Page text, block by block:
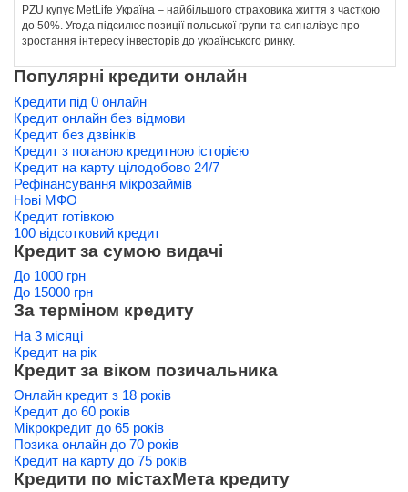
PZU купує MetLife Україна – найбільшого страховика життя з часткою
до 50%. Угода підсилює позиції польської групи та сигналізує про
зростання інтересу інвесторів до українського ринку.
Популярні кредити онлайн
Кредити під 0 онлайн
Кредит онлайн без відмови
Кредит без дзвінків
Кредит з поганою кредитною історією
Кредит на карту цілодобово 24/7
Рефінансування мікрозаймів
Нові МФО
Кредит готівкою
100 відсотковий кредит
Кредит за сумою видачі
До 1000 грн
До 15000 грн
За терміном кредиту
На 3 місяці
Кредит на рік
Кредит за віком позичальника
Онлайн кредит з 18 років
Кредит до 60 років
Мікрокредит до 65 років
Позика онлайн до 70 років
Кредит на карту до 75 років
Кредити по містахМета кредиту